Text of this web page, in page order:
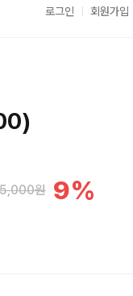
로그인 회원가입
원 9%